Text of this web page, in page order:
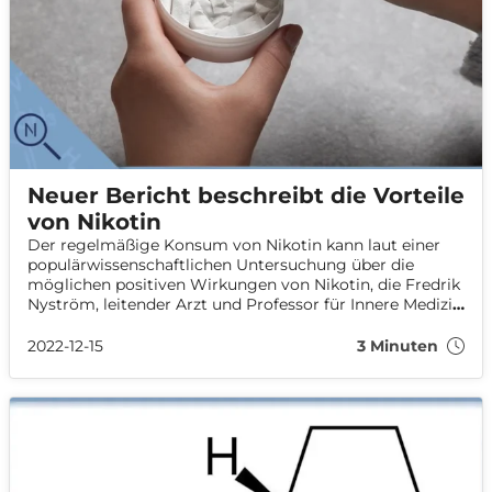
Neuer Bericht beschreibt die Vorteile
von Nikotin
Der regelmäßige Konsum von Nikotin kann laut einer
populärwissenschaftlichen Untersuchung über die
möglichen positiven Wirkungen von Nikotin, die Fredrik
Nyström, leitender Arzt und Professor für Innere Medizin
Konzentrationsfähigkeit, Gewichtsabnahme und sogar
2022-12-15 3 Minuten